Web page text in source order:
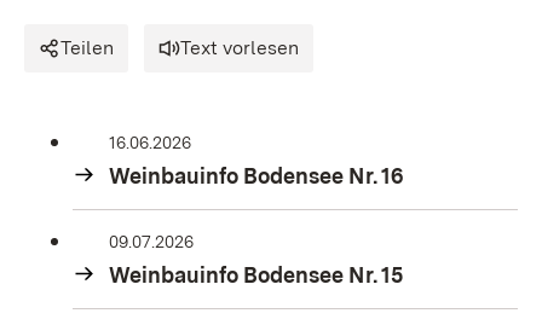
Teilen Text vorlesen
16.06.2026
Weinbauinfo Bodensee Nr. 16
09.07.2026
Weinbauinfo Bodensee Nr. 15